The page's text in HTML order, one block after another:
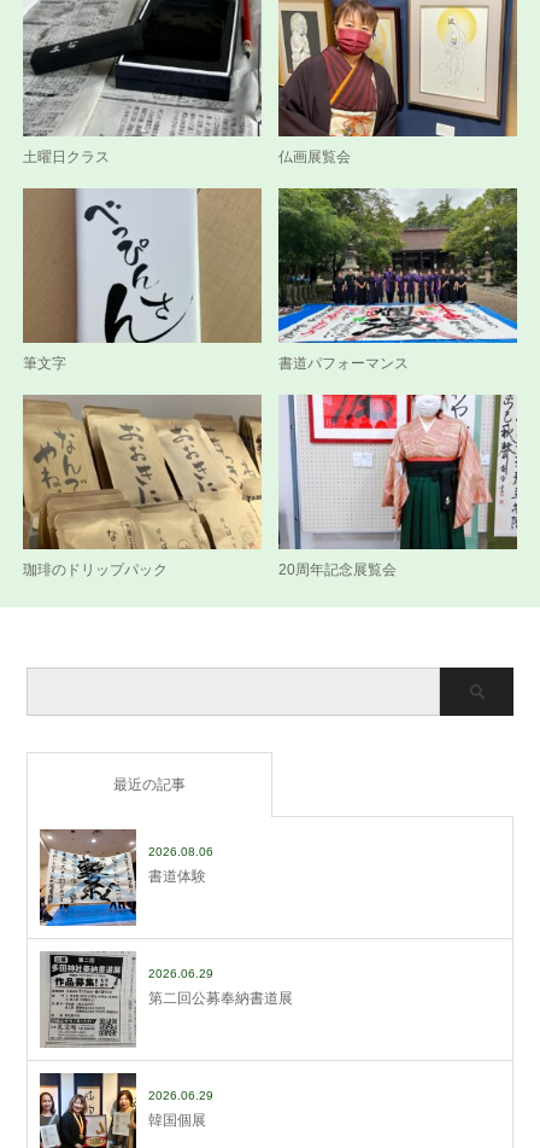
土曜日クラス 仏画展覧会
筆文字 書道パフォーマンス
珈琲のドリップパック 20周年記念展覧会
最近の記事
2026.08.06
書道体験
2026.06.29
第二回公募奉納書道展
2026.06.29
韓国個展